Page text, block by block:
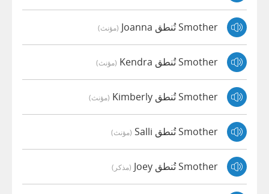
Smother تُنطق Joanna (مؤنث)
Smother تُنطق Kendra (مؤنث)
Smother تُنطق Kimberly (مؤنث)
Smother تُنطق Salli (مؤنث)
Smother تُنطق Joey (مذكر)